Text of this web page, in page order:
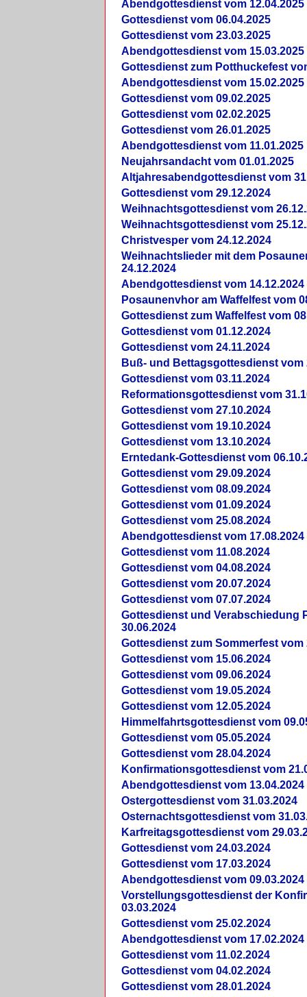
Abendgottesdienst vom 12.04.2025
Gottesdienst vom 06.04.2025
Gottesdienst vom 23.03.2025
Abendgottesdienst vom 15.03.2025
Gottesdienst zum Potthuckefest
Abendgottesdienst vom 15.02.2025
Gottesdienst vom 09.02.2025
Gottesdienst vom 02.02.2025
Gottesdienst vom 26.01.2025
Abendgottesdienst vom 11.01.2025
Neujahrsandacht vom 01.01.2025
Altjahresabendgottesdienst vom
Gottesdienst vom 29.12.2024
Weihnachtsgottesdienst vom
Weihnachtsgottesdienst vom
Christvesper vom 24.12.2024
Weihnachtslieder mit dem
24.12.2024
Abendgottesdienst vom 14.12.2024
Posaunenvhor am Waffelfest vom
Gottesdienst zum Waffelfest vom
Gottesdienst vom 01.12.2024
Gottesdienst vom 24.11.2024
Buß- und Bettagsgottesdienst vom
Gottesdienst vom 03.11.2024
Reformationsgottesdienst vom
Gottesdienst vom 27.10.2024
Gottesdienst vom 19.10.2024
Gottesdienst vom 13.10.2024
Erntedank-Gottesdienst vom
Gottesdienst vom 29.09.2024
Gottesdienst vom 08.09.2024
Gottesdienst vom 01.09.2024
Gottesdienst vom 25.08.2024
Abendgottesdienst vom 17.08.2024
Gottesdienst vom 11.08.2024
Gottesdienst vom 04.08.2024
Gottesdienst vom 20.07.2024
Gottesdienst vom 07.07.2024
Gottesdienst und Verabschiedung
30.06.2024
Gottesdienst zum Sommerfest vom
Gottesdienst vom 15.06.2024
Gottesdienst vom 09.06.2024
Gottesdienst vom 19.05.2024
Gottesdienst vom 12.05.2024
Himmelfahrtsgottesdienst vom
Gottesdienst vom 05.05.2024
Gottesdienst vom 28.04.2024
Konfirmationsgottesdienst vom
Abendgottesdienst vom 13.04.2024
Ostergottesdienst vom 31.03.2024
Osternachtsgottesdienst vom
Karfreitagsgottesdienst vom
Gottesdienst vom 24.03.2024
Gottesdienst vom 17.03.2024
Abendgottesdienst vom 09.03.2024
Vorstellungsgottesdienst der
03.03.2024
Gottesdienst vom 25.02.2024
Abendgottesdienst vom 17.02.2024
Gottesdienst vom 11.02.2024
Gottesdienst vom 04.02.2024
Gottesdienst vom 28.01.2024